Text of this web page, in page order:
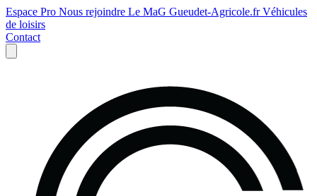
Espace Pro Nous rejoindre Le MaG Gueudet-Agricole.frVéhicules
de loisirs
Contact